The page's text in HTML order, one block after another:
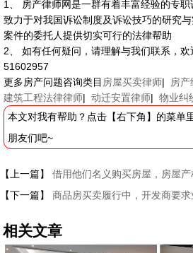
1、 房产律师网是一群有着丰富经验的专
致力于对我国诉讼制度及诉讼技巧的研究
案件的委托人提供切实可行的法律帮助
2、 如有任何疑问，请理解与我们联系，
51602957
更多房产问题咨询类目 房屋买卖律师| 房
建筑工程法律律师| 动迁安置律师| 物业纠
本文对我有帮助？点击【右下角】的菜单
朋友们吧~
【上一篇】
借用他们名义购买房屋，房屋产
【下一篇】
商品房买卖履行中，开发商要求业
相关文章